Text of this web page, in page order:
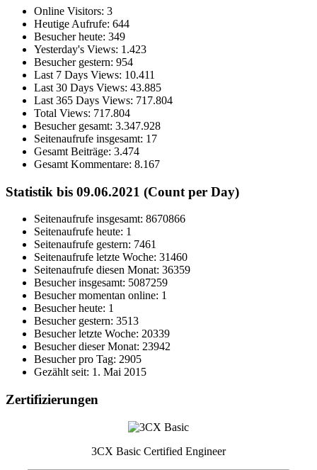
Online Visitors: 3
Heutige Aufrufe: 644
Besucher heute: 349
Yesterday's Views: 1.423
Besucher gestern: 954
Last 7 Days Views: 10.411
Last 30 Days Views: 43.885
Last 365 Days Views: 717.804
Total Views: 717.804
Besucher gesamt: 3.347.928
Seitenaufrufe insgesamt: 17
Gesamt Beiträge: 3.474
Gesamt Kommentare: 8.167
Statistik bis 09.06.2021 (Count per Day)
Seitenaufrufe insgesamt: 8670866
Seitenaufrufe heute: 1
Seitenaufrufe gestern: 7461
Seitenaufrufe letzte Woche: 31460
Seitenaufrufe diesen Monat: 36359
Besucher insgesamt: 5087259
Besucher momentan online: 1
Besucher heute: 1
Besucher gestern: 3513
Besucher letzte Woche: 20339
Besucher dieser Monat: 23942
Besucher pro Tag: 2905
Gezählt seit: 1. Mai 2015
Zertifizierungen
3CX Basic Certified Engineer